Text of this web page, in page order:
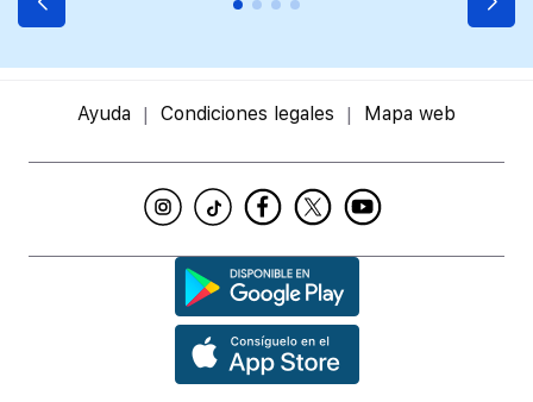
Ayuda Condiciones legales Mapa web